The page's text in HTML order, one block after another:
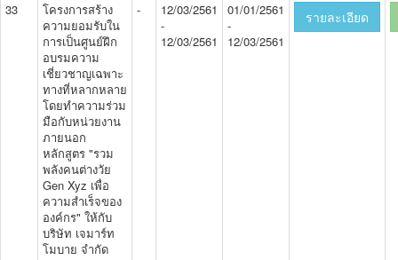
33
โครงการสร้าง
ความยอมรับใน
การเป็นศูนย์ฝึก
อบรมความ
เชี่ยวชาญเฉพาะ
ทางที่หลากหลาย
โดยทำความร่วม
มือกับหน่วยงาน
ภายนอก
หลักสูตร "รวม
พลังคนต่างวัย
Gen Xyz เพื่อ
ความสำเร็จของ
องค์กร" ให้กับ
บริษัท เจมาร์ท
โมบาย จำกัด
-
12/03/2561
-
12/03/2561
01/01/2561
-
12/03/2561
รายละเอียด